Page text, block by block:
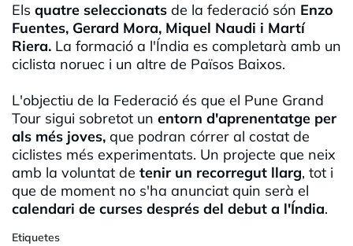
Els quatre seleccionats de la federació són Enzo
Fuentes, Gerard Mora, Miquel Naudi i Martí
Riera. La formació a l'Índia es completarà amb un
ciclista noruec i un altre de Països Baixos.
L'objectiu de la Federació és que el Pune Grand
Tour sigui sobretot un entorn d'aprenentatge per
als més joves, que podran córrer al costat de
ciclistes més experimentats. Un projecte que neix
amb la voluntat de tenir un recorregut llarg, tot i
que de moment no s'ha anunciat quin serà el
calendari de curses després del debut a l'Índia.
Etiquetes